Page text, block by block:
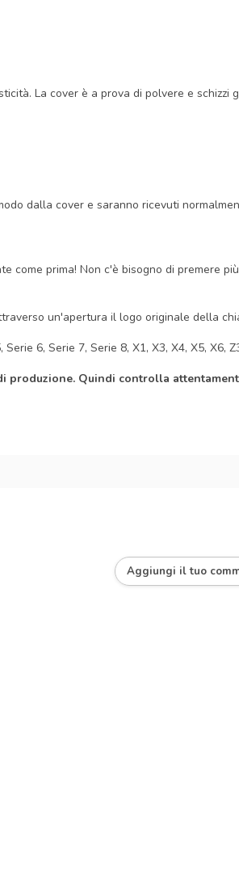
La cover è a prova di polvere e schizzi
dalla cover e saranno ricevuti
come prima! Non c'è bisogno di premere
un'apertura il logo originale della
6, Serie 7, Serie 8, X1, X3, X4, X5, X6,
produzione. Quindi controlla
Aggiungi il tuo